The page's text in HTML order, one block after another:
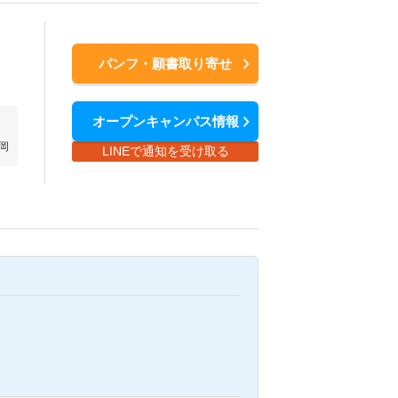
パンフ・願書取り寄せ
オープンキャンパス情報
LINEで通知を受け取る